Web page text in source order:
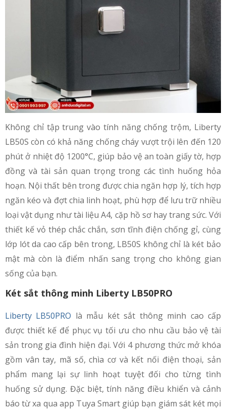
Không chỉ tập trung vào tính năng chống trộm, Liberty
LB50S còn có khả năng chống cháy vượt trội lên đến 120
phút ở nhiệt độ 1200°C, giúp bảo vệ an toàn giấy tờ, hợp
đồng và tài sản quan trọng trong các tình huống hỏa
hoạn. Nội thất bên trong được chia ngăn hợp lý, tích hợp
ngăn kéo và đợt chia linh hoạt, phù hợp để lưu trữ nhiều
loại vật dụng như tài liệu A4, cặp hồ sơ hay trang sức. Với
thiết kế vỏ thép chắc chắn, sơn tĩnh điện chống gỉ, cùng
lớp lót da cao cấp bên trong, LB50S không chỉ là két bảo
mật mà còn là điểm nhấn sang trọng cho không gian
sống của bạn.
Két sắt thông minh Liberty LB50PRO
Liberty LB50PRO là mẫu két sắt thông minh cao cấp
được thiết kế để phục vụ tối ưu cho nhu cầu bảo vệ tài
sản trong gia đình hiện đại. Với 4 phương thức mở khóa
gồm vân tay, mã số, chìa cơ và kết nối điện thoại, sản
phẩm mang lại sự linh hoạt tuyệt đối cho từng tình
huống sử dụng. Đặc biệt, tính năng điều khiển và cảnh
báo từ xa qua app Tuya Smart giúp bạn giám sát két mọi